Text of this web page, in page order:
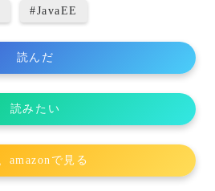
#JavaEE
読んだ
読みたい
amazonで見る